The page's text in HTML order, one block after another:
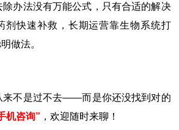
办法没有万能公式，只有合适的解决
剂快速补救，长期运营靠生物系统打
做法。
来不是过不去——而是你还没找到对的
机咨询” ，欢迎随时来聊！